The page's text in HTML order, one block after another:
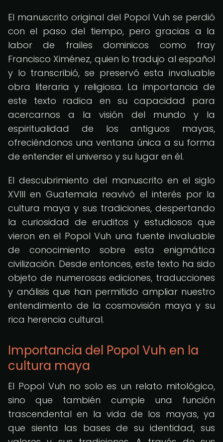
El manuscrito original del Popol Vuh se perdió
con el paso del tiempo, pero gracias a la
labor de frailes dominicos como fray
Francisco Ximénez, quien lo tradujo al español
y lo transcribió, se preservó esta invaluable
obra literaria y religiosa. La importancia de
este texto radica en su capacidad para
acercarnos a la visión del mundo y la
espiritualidad de los antiguos mayas,
ofreciéndonos una ventana única a su forma
de entender el universo y su lugar en él.
El descubrimiento del manuscrito en el siglo
XVIII en Guatemala reavivó el interés por la
cultura maya y sus tradiciones, despertando
la curiosidad de eruditos y estudiosos que
vieron en el Popol Vuh una fuente invaluable
de conocimiento sobre esta enigmática
civilización. Desde entonces, este texto ha sido
objeto de numerosas ediciones, traducciones
y análisis que han permitido ampliar nuestro
entendimiento de la cosmovisión maya y su
rica herencia cultural.
Importancia del Popol Vuh en la
cultura maya
El Popol Vuh no solo es un relato mitológico,
sino que también cumple una función
trascendental en la vida de los mayas, ya
que sienta las bases de su identidad, sus